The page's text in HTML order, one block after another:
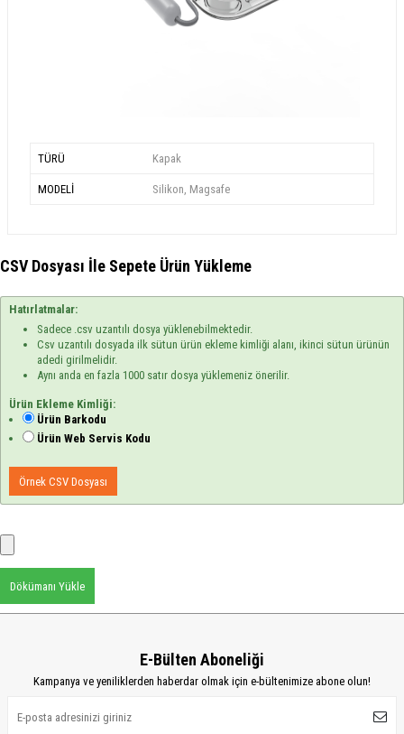
TÜRÜ Kapak
MODELİ Silikon, Magsafe
CSV Dosyası İle Sepete Ürün Yükleme
Hatırlatmalar:
Sadece .csv uzantılı dosya yüklenebilmektedir.
Csv uzantılı dosyada ilk sütun ürün ekleme kimliği alanı, ikinci sütun ürünün
adedi girilmelidir.
Aynı anda en fazla 1000 satır dosya yüklemeniz önerilir.
Ürün Ekleme Kimliği:
Ürün Barkodu
Ürün Web Servis Kodu
Örnek CSV Dosyası
Dökümanı Yükle
E-Bülten Aboneliği
Kampanya ve yeniliklerden haberdar olmak için e-bültenimize abone olun!